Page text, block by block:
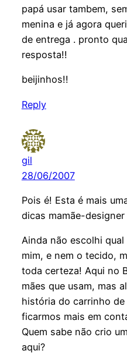
papá usar tambem,
menina e já agora
de entrega . pronto
resposta!!
beijinhos!!
Reply
gil
28/06/2007
Pois é! Esta é mais
dicas mamãe-
Ainda não escolhi
mim, e nem o tecido,
toda certeza! Aqui no
mães que usam, mas
história do carrinho
ficarmos mais em
Quem sabe não crio
aqui?